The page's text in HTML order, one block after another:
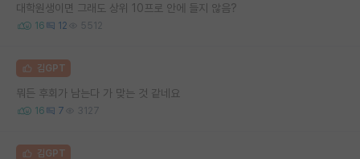
대학원생이면 그래도 상위 10프로 안에 들지 않음?
16 12 5512
김GPT
뭐든 후회가 남는다 가 맞는 것 같네요
16 7 3127
김GPT